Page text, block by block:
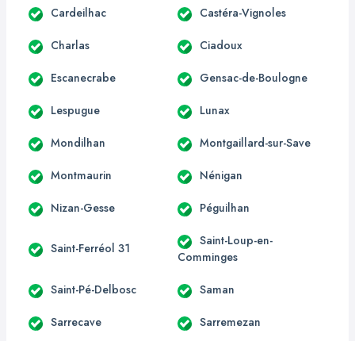
Cardeilhac Castéra-Vignoles
Charlas Ciadoux
Escanecrabe Gensac-de-Boulogne
Lespugue Lunax
Mondilhan Montgaillard-sur-Save
Montmaurin Nénigan
Nizan-Gesse Péguilhan
Saint-Ferréol 31
Saint-Loup-en-
Comminges
Saint-Pé-Delbosc Saman
Sarrecave Sarremezan